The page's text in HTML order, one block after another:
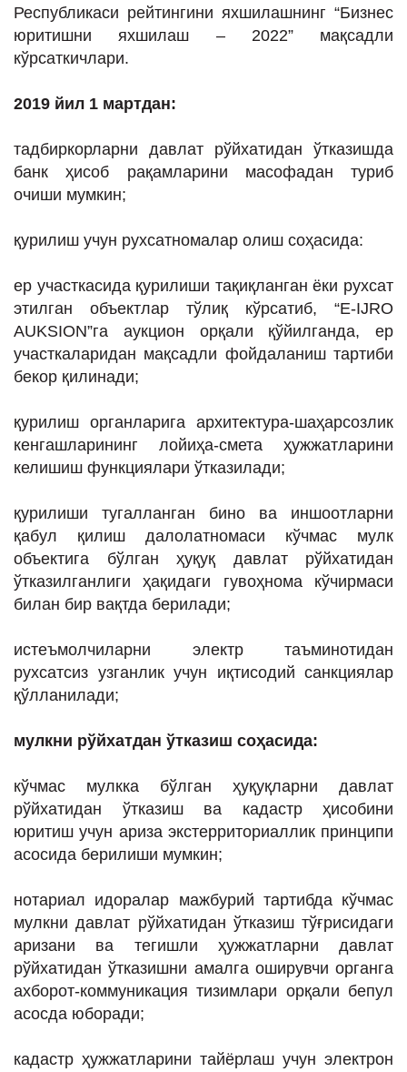
Республикаси рейтингини яхшилашнинг “Бизнес
юритишни яхшилаш – 2022” мақсадли
кўрсаткичлари.
2019 йил 1 мартдан:
тадбиркорларни давлат рўйхатидан ўтказишда
банк ҳисоб рақамларини масофадан туриб
очиши мумкин;
қурилиш учун рухсатномалар олиш соҳасида:
ер участкасида қурилиши тақиқланган ёки рухсат
этилган объектлар тўлиқ кўрсатиб, “E-IJRO
AUKSION”га аукцион орқали қўйилганда, ер
участкаларидан мақсадли фойдаланиш тартиби
бекор қилинади;
қурилиш органларига архитектура-шаҳарсозлик
кенгашларининг лойиҳа-смета ҳужжатларини
келишиш функциялари ўтказилади;
қурилиши тугалланган бино ва иншоотларни
қабул қилиш далолатномаси кўчмас мулк
объектига бўлган ҳуқуқ давлат рўйхатидан
ўтказилганлиги ҳақидаги гувоҳнома кўчирмаси
билан бир вақтда берилади;
истеъмолчиларни электр таъминотидан
рухсатсиз узганлик учун иқтисодий санкциялар
қўлланилади;
мулкни рўйхатдан ўтказиш соҳасида:
кўчмас мулкка бўлган ҳуқуқларни давлат
рўйхатидан ўтказиш ва кадастр ҳисобини
юритиш учун ариза экстерриториаллик принципи
асосида берилиши мумкин;
нотариал идоралар мажбурий тартибда кўчмас
мулкни давлат рўйхатидан ўтказиш тўғрисидаги
аризани ва тегишли ҳужжатларни давлат
рўйхатидан ўтказишни амалга оширувчи органга
ахборот-коммуникация тизимлари орқали бепул
асосда юборади;
кадастр ҳужжатларини тайёрлаш учун электрон